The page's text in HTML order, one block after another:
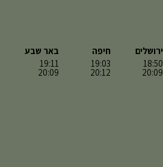
ירושלים
18:50
20:09
חיפה
19:03
20:12
באר שבע
19:11
20:09